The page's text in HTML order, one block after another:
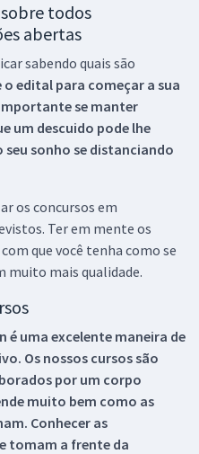
todos
abertas
sabendo quais são
edital para começar a sua
se manter
um descuido pode lhe
seu sonho se distanciando
os concursos em
Ter em mente os
que você tenha como se
muito mais qualidade.
é uma excelente maneira de
Os nossos cursos são
por um corpo
muito bem como as
Conhecer as
tomam a frente da